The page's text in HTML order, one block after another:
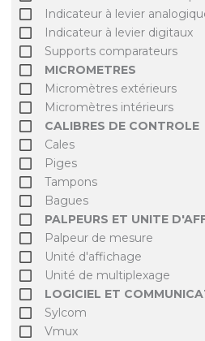
Indicateur à levier
Indicateur à levier digitaux
Supports comparateurs
MICROMETRES
Micromètres extérieurs
Micromètres intérieurs
CALIBRES DE CONTROLE
Cales
Piges
Tampons
Bagues
PALPEURS ET UNITE
Palpeur de mesure
Unité d'affichage
Unité de multiplexage
LOGICIEL ET
Sylcom
Vmux